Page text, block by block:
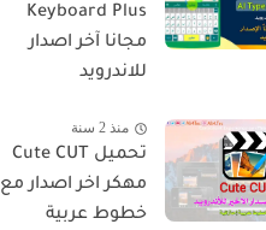
Keyboard Plus
مجانا آخر اصدار
للاندرويد
منذ 2 سنة
تحميل Cute CUT
مهكر اخر اصدار مع
خطوط عربية